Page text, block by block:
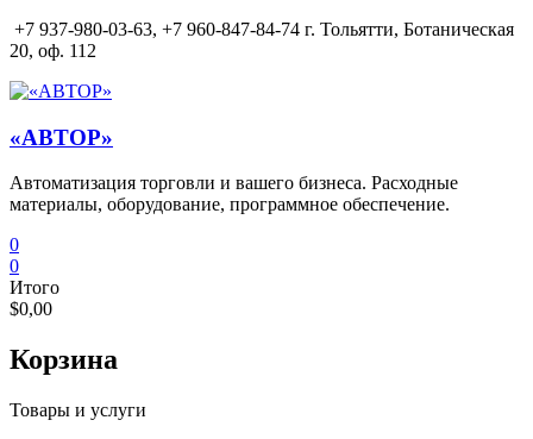
Перейти
к
+7 937-980-03-63, +7 960-847-84-74 г. Тольятти, Ботаническая
20, оф. 112
«АВТОР»
Автоматизация торговли и вашего бизнеса. Расходные
материалы, оборудование, программное обеспечение.
0
0
Итого
$0,00
Корзина
Товары и услуги